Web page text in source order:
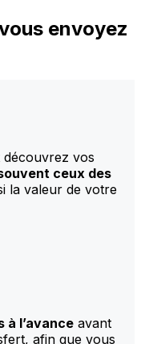
envoyez
vos
ceux des
la valeur de votre
à l’avance avant
afin que vous